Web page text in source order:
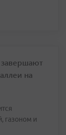
на
газоном и